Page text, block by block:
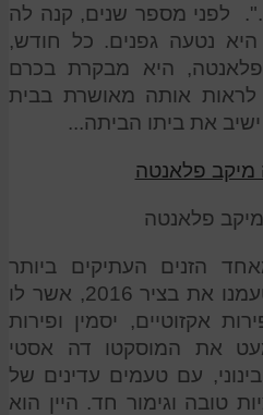
לפני מספר שנים, קנה לה
נטעה גפנים. כל חודש,
היא מבקרת בכרם
אותה מאושרת בבית
את ביתו הביתה...
פלאנטה
הזנים העתיקים ביותר
בעולם, מוסקטו ביאנקו. טעמנו את בציר 2016, אשר לו
אקזוטיים, יסמין ופירות
את המוסקטו דה אסטי
עם טעמים עדינים של
טובה וגימור חד. היין הוא